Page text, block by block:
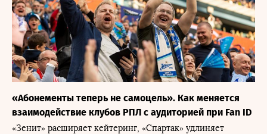
«Абонементы теперь не самоцель». Как меняется
взаимодействие клубов РПЛ с аудиторией при Fan ID
«Зенит» расширяет кейтеринг, «Спартак» удлиняет